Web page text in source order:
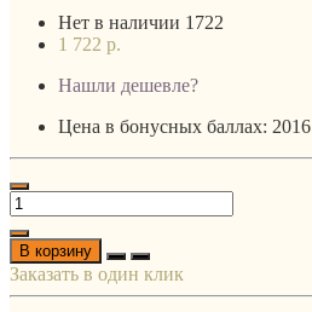
Нет в наличии 1722
1 722 р.
Нашли дешевле?
Цена в бонусных баллах: 2016
В корзину
Заказать в один клик